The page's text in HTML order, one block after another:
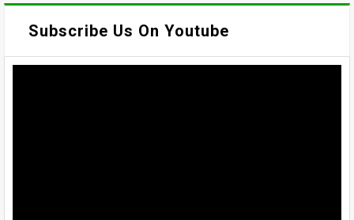
Subscribe Us On Youtube